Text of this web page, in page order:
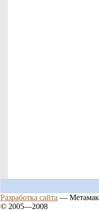
Разработка сайта —
© 2005—2008